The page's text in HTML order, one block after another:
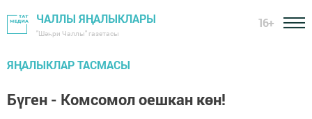
ЧАЛЛЫ ЯҢАЛЫКЛАРЫ
"Шәһри Чаллы" газетасы
16+
ЯҢАЛЫКЛАР ТАСМАСЫ
Бүген - Комсомол оешкан көн!